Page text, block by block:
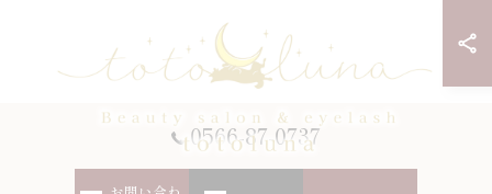
0566-87-0737